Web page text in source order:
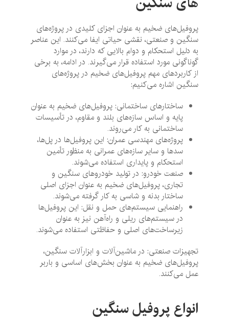
پروفیل‌های ضخیم به عنوان اجزای کلیدی در پروژه‌های
سنگین و صنعتی، نقشی حیاتی ایفا می‌کنند. این عناصر
به دلیل استحکام و دوام بالایی که دارند، در موارد
گوناگونی مورد استفاده قرار می‌گیرند. در ادامه، به برخی
از کاربردهای مهم پروفیل‌های ضخیم در پروژه‌های
سنگین اشاره می‌کنیم:
ساختارهای ساختمانی: پروفیل‌های ضخیم به عنوان
پایه و اساس سازه‌های بلند و مقاوم، در تأسیسات
ساختمانی به کار می‌روند.
پروژه‌های مهندسی عمران: این پروفیل‌ها در پل‌ها،
سدها و سایر سازه‌های عمرانی به منظور تأمین
استحکام و پایداری استفاده می‌شوند.
صنعت خودرو: در تولید خودروهای سنگین و
تجاری، پروفیل‌های ضخیم به عنوان اجزای اصلی
ساختار بدنه و شاسی به کار گرفته می‌شوند.
راهنمایی سیستم‌های حمل و نقل: این پروفیل‌ها
در سیستم‌های ریلی و راه‌آهن نیز به عنوان
زیرساخت‌های اصلی و حفاظتی استفاده می‌شوند.
تجهیزات صنعتی: در ماشین‌آلات و ابزارآلات سنگین،
پروفیل‌های ضخیم به عنوان بخش‌های اساسی و باربر
عمل می‌کنند.
انواع پروفیل سنگین